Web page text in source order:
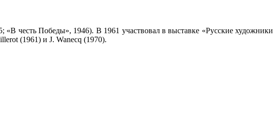
честь Победы», 1946). В 1961 участвовал в выставке «Русские художники
(1961) и J. Wanecq (1970).